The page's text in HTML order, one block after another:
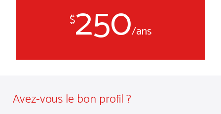
250
Avez-vous le bon profil ?